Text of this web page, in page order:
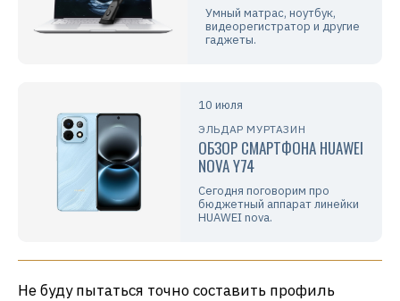
Умный матрас, ноутбук,
видеорегистратор и другие
гаджеты.
10 июля
ЭЛЬДАР МУРТАЗИН
ОБЗОР СМАРТФОНА HUAWEI
NOVA Y74
Сегодня поговорим про
бюджетный аппарат линейки
HUAWEI nova.
Не буду пытаться точно составить профиль